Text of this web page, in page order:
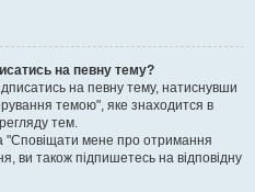
на певну тему?
на певну тему, натиснувши
темою", яке знаходится в
тем.
"Сповіщати мене про отримання
ви також підпишетесь на відповідну